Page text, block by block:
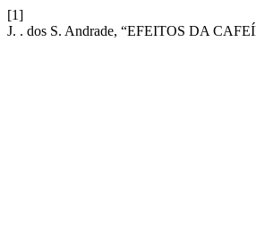
[1]
J. . dos S. Andrade, “EFEITOS DA